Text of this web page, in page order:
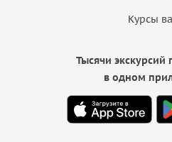
Курсы
Тысячи экскурсий
в одном